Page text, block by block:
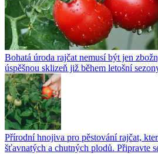
Bohatá úroda rajčat nemusí být jen
úspěšnou sklizeň již během letošní
Přírodní hnojiva pro pěstování rajčat,
šťavnatých a chutných plodů. Připravte